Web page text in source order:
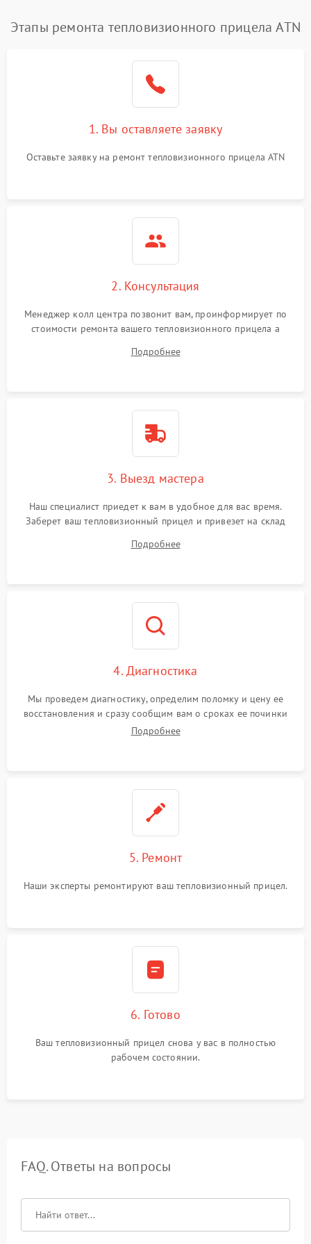
Этапы ремонта тепловизионного прицела ATN
1. Вы оставляете заявку
Оставьте заявку на ремонт тепловизионного прицела ATN
2. Консультация
Менеджер колл центра позвонит вам, проинформирует по
стоимости ремонта вашего тепловизионного прицела а
Подробнее
3. Выезд мастера
Наш специалист приедет к вам в удобное для вас время.
Заберет ваш тепловизионный прицел и привезет на склад
Подробнее
4. Диагностика
Мы проведем диагностику, определим поломку и цену ее
восстановления и сразу сообщим вам о сроках ее починки
Подробнее
5. Ремонт
Наши эксперты ремонтируют ваш тепловизионный прицел.
6. Готово
Ваш тепловизионный прицел снова у вас в полностью
рабочем состоянии.
FAQ. Ответы на вопросы